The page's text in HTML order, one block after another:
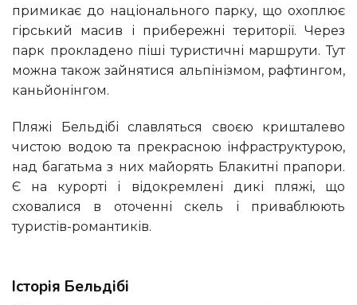
примикає до національного парку, що охоплює
гірський масив і прибережні території. Через
парк прокладено піші туристичні маршрути. Тут
можна також зайнятися альпінізмом, рафтингом,
каньйонінгом.
Пляжі Бельдібі славляться своєю кришталево
чистою водою та прекрасною інфраструктурою,
над багатьма з них майорять Блакитні прапори.
Є на курорті і відокремлені дикі пляжі, що
сховалися в оточенні скель і приваблюють
туристів-романтиків.
Історія Бельдібі